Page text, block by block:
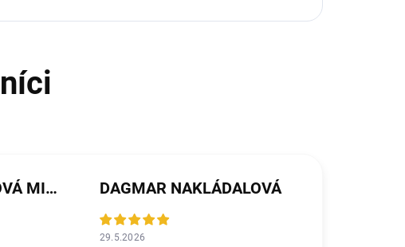
JANA ŘEZNÍČKOVÁ MICHALIČKOVÁ DAGMAR NAKLÁDALOVÁ
29.5.2026